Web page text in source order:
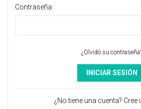
Contraseña
¿Olvidó su
INICIAR SESIÓN
¿No tiene una cuenta? Cree